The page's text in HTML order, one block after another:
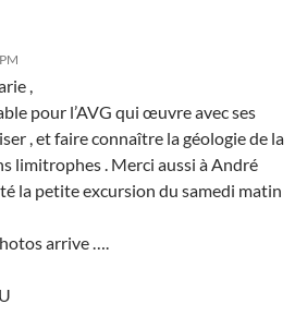
,
pour l’AVG qui œuvre avec ses
, et faire connaître la géologie de la
limitrophes . Merci aussi à André
la petite excursion du samedi matin
arrive ….